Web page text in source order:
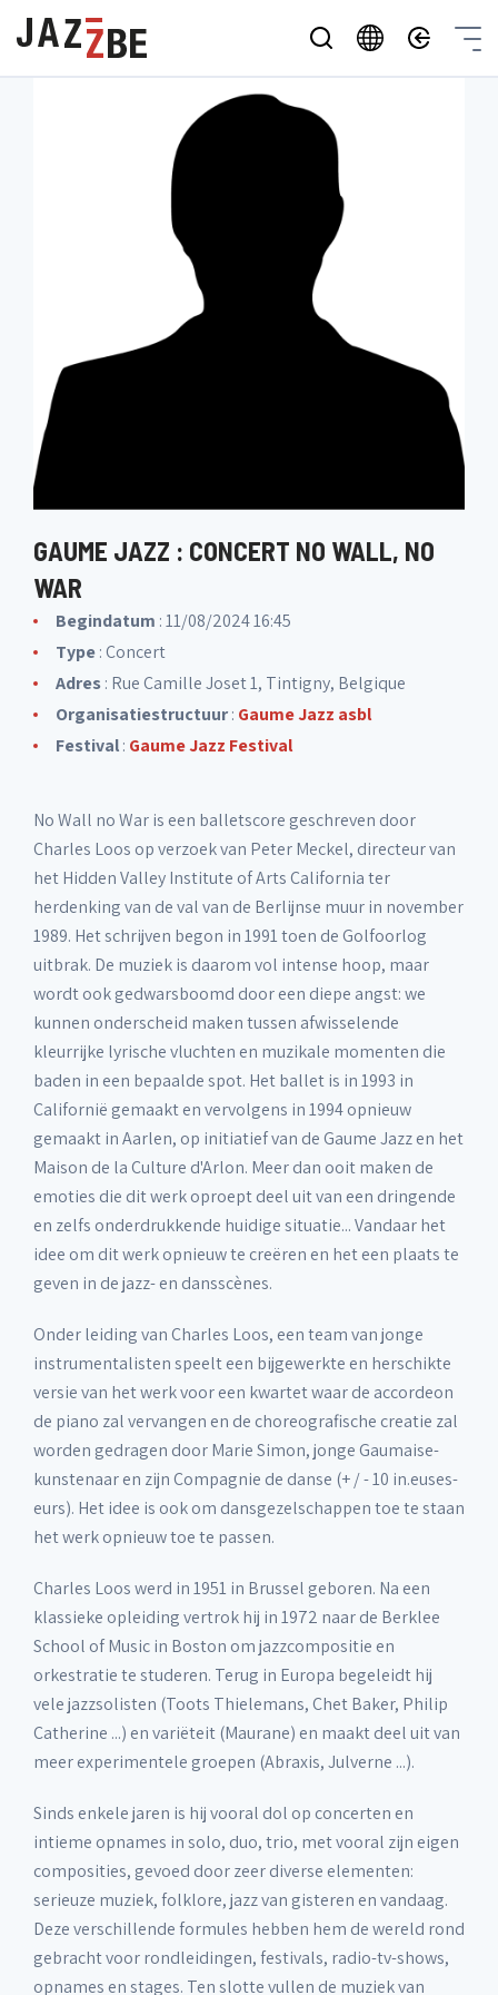
GAUME JAZZ : CONCERT NO WALL, NO
WAR
Begindatum : 11/08/2024 16:45
Type: Concert
Adres: Rue Camille Joset 1, Tintigny, Belgique
Organisatiestructuur: Gaume Jazz asbl
Festival: Gaume Jazz Festival
No Wall no War is een balletscore geschreven door
Charles Loos op verzoek van Peter Meckel, directeur van
het Hidden Valley Institute of Arts California ter
herdenking van de val van de Berlijnse muur in november
1989. Het schrijven begon in 1991 toen de Golfoorlog
uitbrak. De muziek is daarom vol intense hoop, maar
wordt ook gedwarsboomd door een diepe angst: we
kunnen onderscheid maken tussen afwisselende
kleurrijke lyrische vluchten en muzikale momenten die
baden in een bepaalde spot. Het ballet is in 1993 in
Californië gemaakt en vervolgens in 1994 opnieuw
gemaakt in Aarlen, op initiatief van de Gaume Jazz en het
Maison de la Culture d'Arlon. Meer dan ooit maken de
emoties die dit werk oproept deel uit van een dringende
en zelfs onderdrukkende huidige situatie... Vandaar het
idee om dit werk opnieuw te creëren en het een plaats te
geven in de jazz- en dansscènes.
Onder leiding van Charles Loos, een team van jonge
instrumentalisten speelt een bijgewerkte en herschikte
versie van het werk voor een kwartet waar de accordeon
de piano zal vervangen en de choreografische creatie zal
worden gedragen door Marie Simon, jonge Gaumaise-
kunstenaar en zijn Compagnie de danse (+ / - 10 in.euses-
eurs). Het idee is ook om dansgezelschappen toe te staan
het werk opnieuw toe te passen.
Charles Loos werd in 1951 in Brussel geboren. Na een
klassieke opleiding vertrok hij in 1972 naar de Berklee
School of Music in Boston om jazzcompositie en
orkestratie te studeren. Terug in Europa begeleidt hij
vele jazzsolisten (Toots Thielemans, Chet Baker, Philip
Catherine ...) en variëteit (Maurane) en maakt deel uit van
meer experimentele groepen (Abraxis, Julverne ...).
Sinds enkele jaren is hij vooral dol op concerten en
intieme opnames in solo, duo, trio, met vooral zijn eigen
composities, gevoed door zeer diverse elementen:
serieuze muziek, folklore, jazz van gisteren en vandaag.
Deze verschillende formules hebben hem de wereld rond
gebracht voor rondleidingen, festivals, radio-tv-shows,
opnames en stages. Ten slotte vullen de muziek van